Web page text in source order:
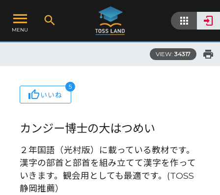
MENU
VIEW: 34317
いいね
5
カンジー博士の大はつめい
２年国語（光村版）に載っている教材です。
漢字の部首と部首を組み立てて漢字を作って
いきます。観会用としても最適です。(TOSS
静岡推薦）